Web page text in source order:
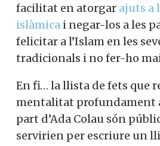
facilitat en atorgar ajuts a
islàmica i negar-los a les
felicitar a l’Islam en les
tradicionals i no fer-ho
En fi… la llista de fets que
mentalitat profundament
part d’Ada Colau són
servirien per escriure un